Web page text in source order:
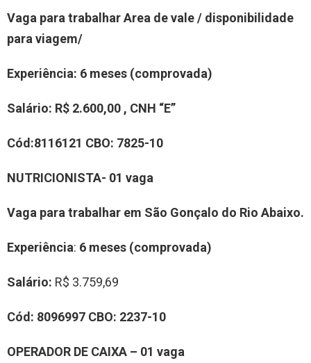
Vaga para trabalharArea de vale / disponibilidade
para viagem/
Experiência: 6 meses (comprovada)
Salário: R$ 2.600,00 , CNH “E”
Cód:8116121 CBO: 7825-10
NUTRICIONISTA- 01 vaga
Vaga para trabalhar em São Gonçalo do Rio Abaixo.
Experiência: 6 meses (comprovada)
Salário: R$ 3.759,69
Cód: 8096997 CBO: 2237-10
OPERADOR DE CAIXA – 01 vaga